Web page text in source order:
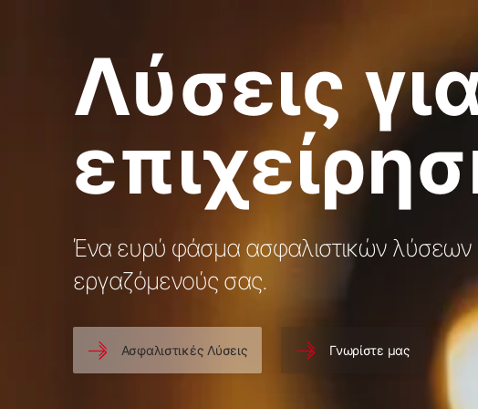
Λύσεις
Ένα ευρύ φάσμα ασφαλιστικών λύσεων
εργαζόμενούς σας.
Ασφαλιστικές Λύσεις Γνωρίστε μας